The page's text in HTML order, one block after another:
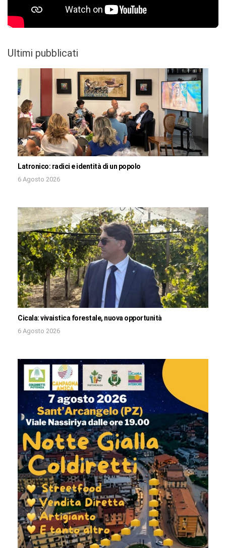
Ultimi pubblicati
Latronico: radici e identità di un popolo
6 Agosto 2026
Cicala: vivaistica forestale, nuova opportunità
6 Agosto 2026